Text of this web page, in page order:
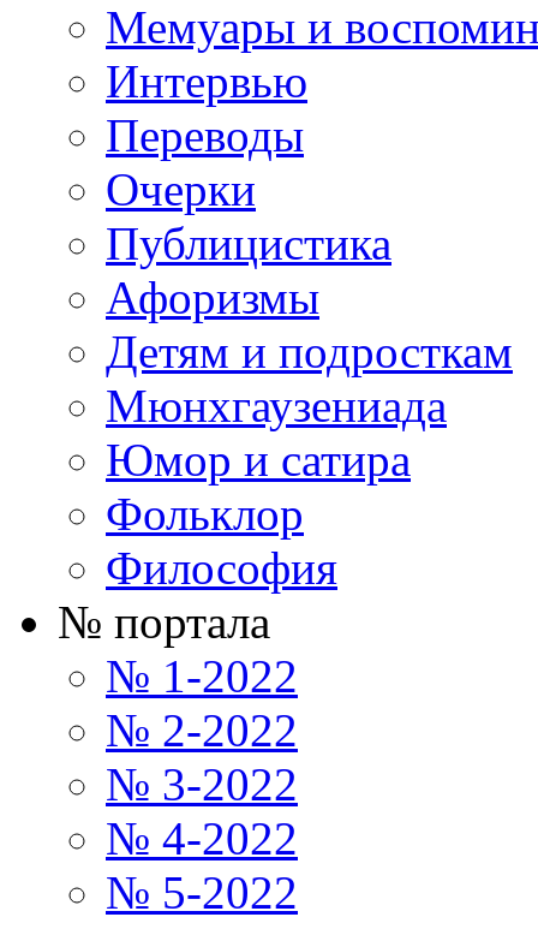
Мемуары и
Интервью
Переводы
Очерки
Публицистика
Афоризмы
Детям и подросткам
Мюнхгаузениада
Юмор и сатира
Фольклор
Философия
№ портала
№ 1-2022
№ 2-2022
№ 3-2022
№ 4-2022
№ 5-2022